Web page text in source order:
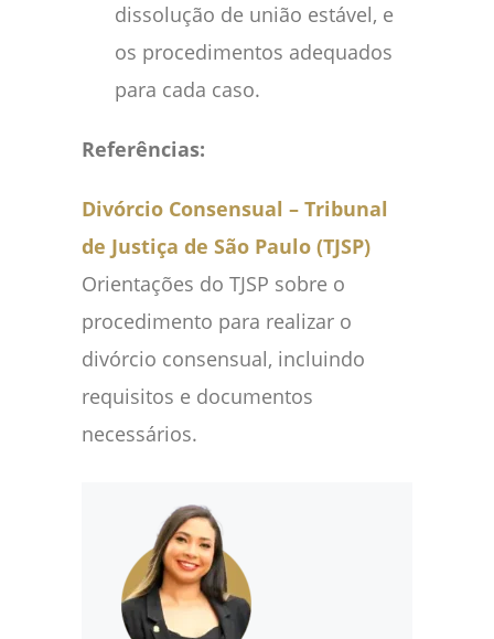
dissolução de união estável, e
os procedimentos adequados
para cada caso.
Referências:
Divórcio Consensual – Tribunal
de Justiça de São Paulo (TJSP)
Orientações do TJSP sobre o
procedimento para realizar o
divórcio consensual, incluindo
requisitos e documentos
necessários.